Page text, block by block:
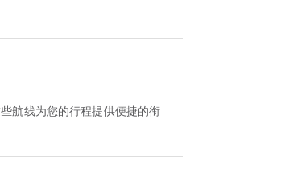
航线为您的行程提供便捷的衔